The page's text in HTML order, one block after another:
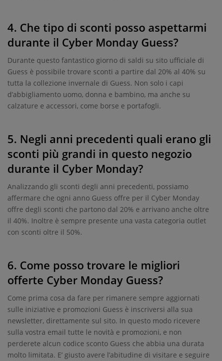
4. Che tipo di sconti posso aspettarmi
durante il Cyber Monday Guess?
Durante questo fantastico giorno di saldi su sito ufficiale di
Guess è possibile trovare sconti a partire dal 20% al 40% su
tutta la collezione invernale di Guess. Non solo i capi
d’abbigliamento uomo, donna e bambino, ma anche su
calzature e accessori, come borse e portafogli.
5. Negli anni precedenti quali erano gli
sconti più grandi in questo negozio
durante il Cyber Monday?
Analizzando gli sconti degli anni precedenti, possiamo
affermare che ogni anno Guess offre per il Cyber Monday
offre degli sconti che partono dal 20% e arrivano anche oltre
il 40%. Inoltre è sempre presente una vasta categoria outlet
con sconti oltre il 50%.
6. Come posso trovare le migliori
offerte Cyber Monday Guess?
Come prima cosa da fare per rimanere sempre aggiornati
sulle iniziative e promozioni Guess è inscriversi alla sua
newsletter, direttamente sul sito. In questo modo ricevere
sulla vostra email tutte le novità e promozioni, e non
perderete alcun codice sconto Guess che abbia una durata
molto limitata. E’ giusto avere l’abitudine di visitare e seguire